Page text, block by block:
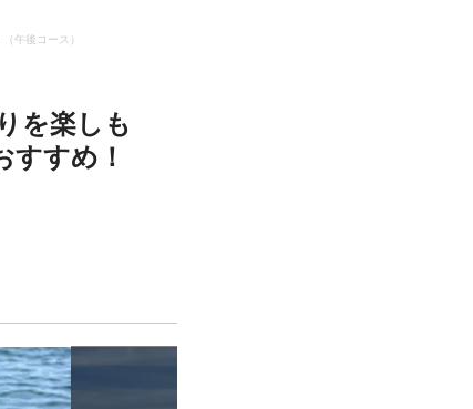
午後コース）
を楽しも
すめ！